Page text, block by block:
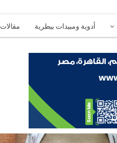
أدوية ومبيدات بيطرية مقالات